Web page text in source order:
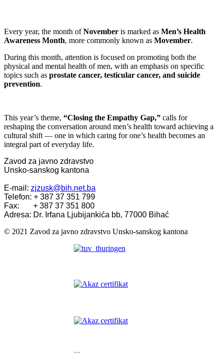
Every year, the month ofNovember is marked as Men’s Health
Awareness Month, more commonly known as Movember.
During this month, attention is focused on promoting both the
physical and mental health of men, with an emphasis on specific
topics such as prostate cancer, testicular cancer, and suicide
prevention.
This year’s theme, “Closing the Empathy Gap,” calls for
reshaping the conversation around men’s health toward achieving a
cultural shift — one in which caring for one’s health becomes an
integral part of everyday life.
Zavod za javno zdravstvo
Unsko-sanskog kantona
E-mail: zjzusk@bih.net.ba
Telefon: + 387 37 351 799
Fax: + 387 37 351 800
Adresa: Dr. Irfana Ljubijankića bb, 77000 Bihać
© 2021 Zavod za javno zdravstvo Unsko-sanskog kantona